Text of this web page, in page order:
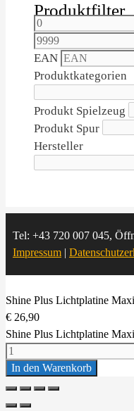
Produktfilter
EAN
Produktkategorien
Produkt Spielzeug
Produkt Spur
Hersteller
Tel: +43 720 007 045,
Impressum |
Shine Plus Lichtplatine
€ 26,90
Shine Plus Lichtplatine
In den Warenkorb